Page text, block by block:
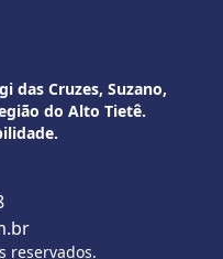
das Cruzes, Suzano,
do Alto Tietê.
reservados.